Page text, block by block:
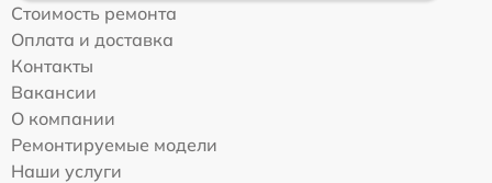
Стоимость ремонта
Оплата и доставка
Контакты
Вакансии
О компании
Ремонтируемые модели
Наши услуги